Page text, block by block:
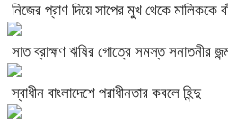
নিজের প্রাণ দিয়ে সাপের মুখ থেকে মালিককে
সাত ব্রাহ্মণ ঋষির গোত্রে সমস্ত সনাতনীর
স্বাধীন বাংলাদেশে পরাধীনতার কবলে হিন্দু